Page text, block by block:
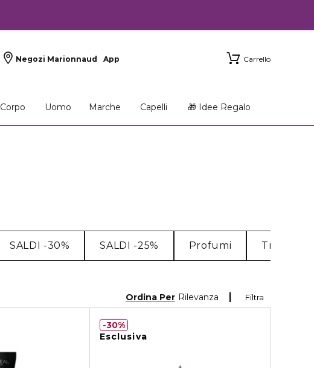
Negozi Marionnaud App Carrello
Corpo Uomo Marche Capelli 🎁 Idee Regalo
SALDI -30% SALDI -25% Profumi
Filtra
Ordina Per Rilevanza
Esclusiva
30%